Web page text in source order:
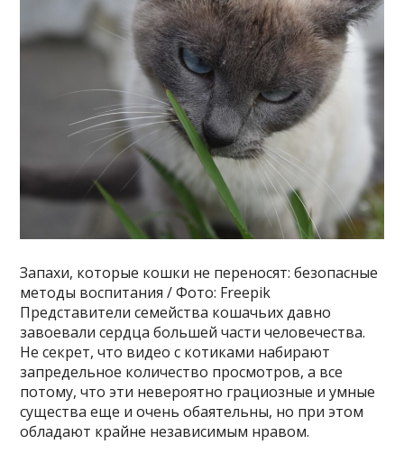
Запахи, которые кошки не переносят: безопасные
методы воспитания / Фото: Freepik
Представители семейства кошачьих давно
завоевали сердца большей части человечества.
Не секрет, что видео с котиками набирают
запредельное количество просмотров, а все
потому, что эти невероятно грациозные и умные
существа еще и очень обаятельны, но при этом
обладают крайне независимым нравом.